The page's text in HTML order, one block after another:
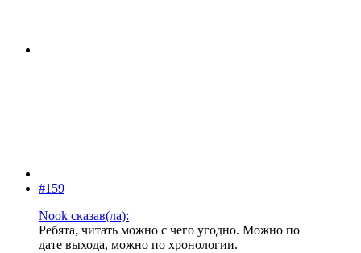
#159
Nook сказав(ла):
Ребята, читать можно с чего угодно. Можно по
дате выхода, можно по хронологии.